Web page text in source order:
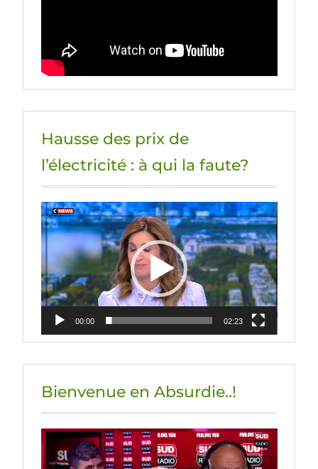
Hausse des prix de
l’électricité : à qui la faute?
Lecteur
vidéo
00:00 02:23
Bienvenue en Absurdie..!
Lecteur
vidéo